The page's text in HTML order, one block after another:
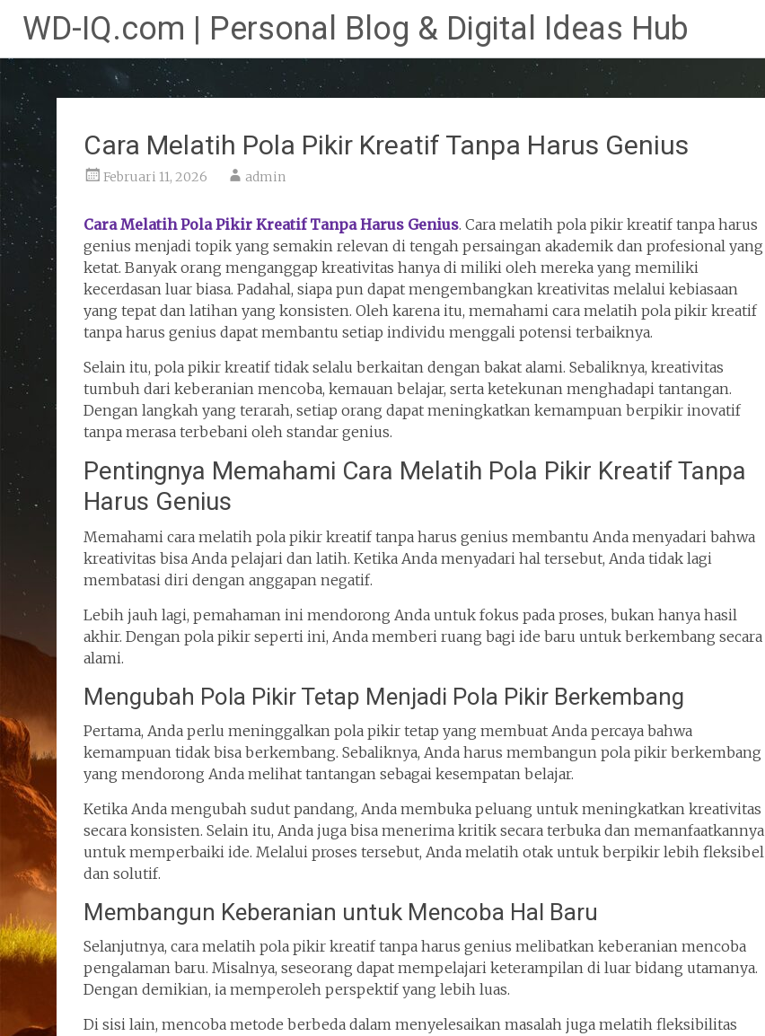
Lompat
konten
WD-IQ.com | Personal Blog & Digital Ideas Hub
Cara Melatih Pola Pikir Kreatif Tanpa Harus Genius
Februari 11, 2026 admin
Cara Melatih Pola Pikir Kreatif Tanpa Harus Genius. Cara melatih pola pikir kreatif tanpa harus
genius menjadi topik yang semakin relevan di tengah persaingan akademik dan profesional yang
ketat. Banyak orang menganggap kreativitas hanya di miliki oleh mereka yang memiliki
kecerdasan luar biasa. Padahal, siapa pun dapat mengembangkan kreativitas melalui kebiasaan
yang tepat dan latihan yang konsisten. Oleh karena itu, memahami cara melatih pola pikir kreatif
tanpa harus genius dapat membantu setiap individu menggali potensi terbaiknya.
Selain itu, pola pikir kreatif tidak selalu berkaitan dengan bakat alami. Sebaliknya, kreativitas
tumbuh dari keberanian mencoba, kemauan belajar, serta ketekunan menghadapi tantangan.
Dengan langkah yang terarah, setiap orang dapat meningkatkan kemampuan berpikir inovatif
tanpa merasa terbebani oleh standar genius.
Pentingnya Memahami Cara Melatih Pola Pikir Kreatif Tanpa
Harus Genius
Memahami cara melatih pola pikir kreatif tanpa harus genius membantu Anda menyadari bahwa
kreativitas bisa Anda pelajari dan latih. Ketika Anda menyadari hal tersebut, Anda tidak lagi
membatasi diri dengan anggapan negatif.
Lebih jauh lagi, pemahaman ini mendorong Anda untuk fokus pada proses, bukan hanya hasil
akhir. Dengan pola pikir seperti ini, Anda memberi ruang bagi ide baru untuk berkembang secara
alami.
Mengubah Pola Pikir Tetap Menjadi Pola Pikir Berkembang
Pertama, Anda perlu meninggalkan pola pikir tetap yang membuat Anda percaya bahwa
kemampuan tidak bisa berkembang. Sebaliknya, Anda harus membangun pola pikir berkembang
yang mendorong Anda melihat tantangan sebagai kesempatan belajar.
Ketika Anda mengubah sudut pandang, Anda membuka peluang untuk meningkatkan kreativitas
secara konsisten. Selain itu, Anda juga bisa menerima kritik secara terbuka dan memanfaatkannya
untuk memperbaiki ide. Melalui proses tersebut, Anda melatih otak untuk berpikir lebih fleksibel
dan solutif.
Membangun Keberanian untuk Mencoba Hal Baru
Selanjutnya, cara melatih pola pikir kreatif tanpa harus genius melibatkan keberanian mencoba
pengalaman baru. Misalnya, seseorang dapat mempelajari keterampilan di luar bidang utamanya.
Dengan demikian, ia memperoleh perspektif yang lebih luas.
Di sisi lain, mencoba metode berbeda dalam menyelesaikan masalah juga melatih fleksibilitas